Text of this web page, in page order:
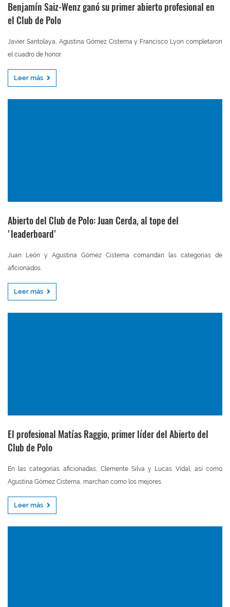
Benjamín Saiz-Wenz ganó su primer abierto profesional en
el Club de Polo
Javier Santolaya, Agustina Gómez Cisterna y Francisco Lyon completaron
el cuadro de honor.
Leer más
Abierto del Club de Polo: Juan Cerda, al tope del
'leaderboard'
Juan León y Agustina Gómez Cisterna comandan las categorías de
aficionados.
Leer más
El profesional Matías Raggio, primer líder del Abierto del
Club de Polo
En las categorías aficionadas, Clemente Silva y Lucas Vidal, así como
Agustina Gómez Cisterna, marchan como los mejores.
Leer más